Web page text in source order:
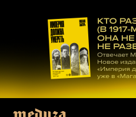
материалам